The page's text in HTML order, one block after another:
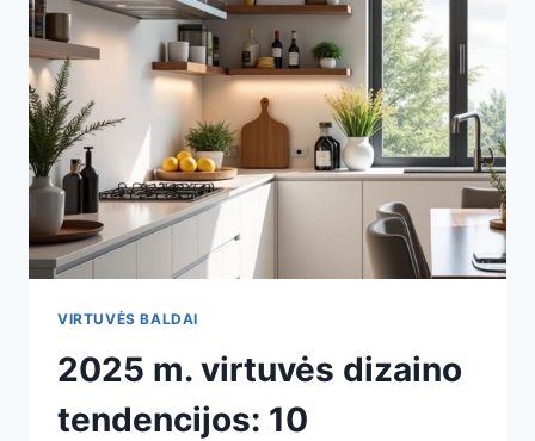
PASLAPTIS
JŪSŲ
VIRTUVĖJE
VIRTUVĖS BALDAI
2025 m. virtuvės dizaino
tendencijos: 10